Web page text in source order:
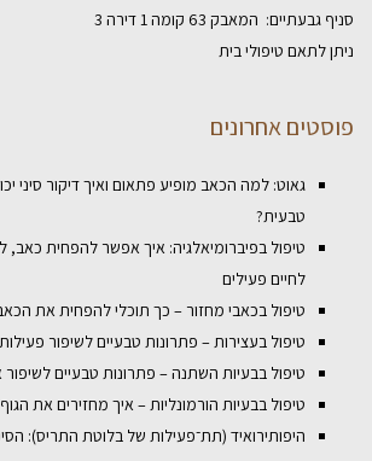
סניף גבעתיים: המאבק 63 קומה 1 דירה 3
ניתן לתאם טיפולי בית
פוסטים אחרונים
גאוט: למה הכאב מופיע פתאום ואיך דיקור סיני
טבעית?
טיפול בפיברומיאלגיה: איך אפשר להפחית כאב,
לחיים פעילים
טיפול בכאבי מחזור – כך תוכלי להפחית את
טיפול בעצירות – פתרונות טבעיים לשיפור
טיפול בבעיות השתנה – פתרונות טבעיים לשיפור
טיפול בבעיות הורמונליות – איך מחזירים את הגוף
היפותירואיד (תת־פעילות של בלוטת התריס):